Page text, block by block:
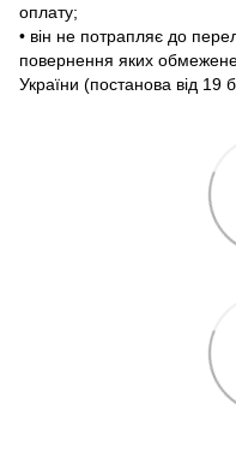
оплату;
• він не потрапляє до
повернення яких обмежене
України (постанова від